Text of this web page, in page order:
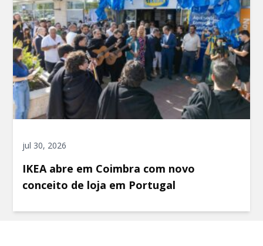
jul 30, 2026
IKEA abre em Coimbra com novo
conceito de loja em Portugal